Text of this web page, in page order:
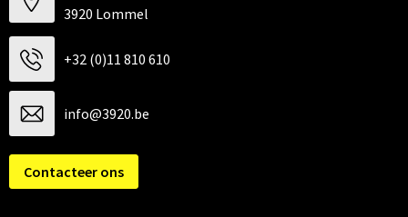
3920 Lommel
+32 (0)11 810 610
info@3920.be
Contacteer ons